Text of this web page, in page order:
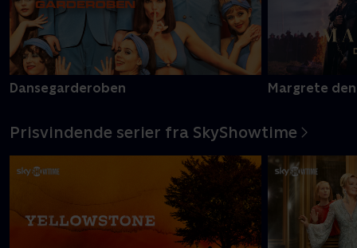
Dansegarderoben Margrete
Prisvindende serier fra SkyShowtime